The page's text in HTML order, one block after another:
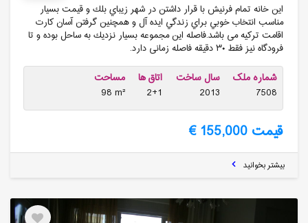
اين خانه تمام فرنيش با قرار داشتن در شهر زيباي بلك و قيمت بسيار
مناسب انتخاب خوبي براي زندگي ايده آل و همچنین گرفتن آسان کارت
اقامت ترکیه می باشد.فاصله اين مجموعه بسيار نزديك به ساحل بوده و تا
فرودگاه نیز فقط ۳۰ دقیقه فاصله زمانی دارد.
شماره ملک
7508
سال ساخت
2013
اتاق ها
2+1
مساحت
98 m²
قیمت 155,000 €
بیشتر بخوانید